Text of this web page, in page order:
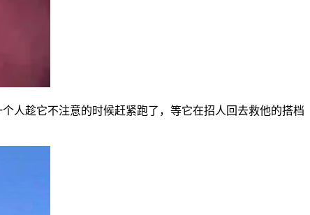
人趁它不注意的时候赶紧跑了，等它在招人回去救他的搭档